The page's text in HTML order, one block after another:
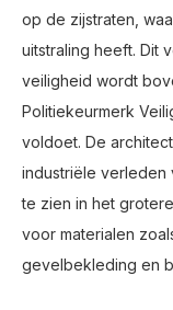
op de zijstraten,
uitstraling heeft. Dit
veiligheid wordt
Politiekeurmerk
voldoet. De
industriële verleden
te zien in het
voor materialen
gevelbekleding en